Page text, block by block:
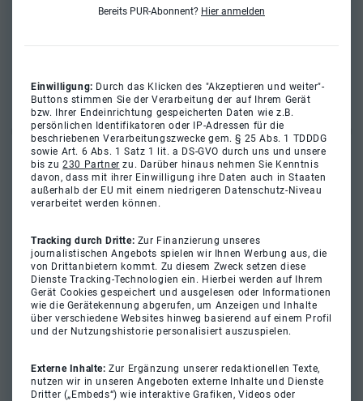
Bereits PUR-Abonnent? Hier anmelden
Einwilligung: Durch das Klicken des "Akzeptieren und weiter"-
Buttons stimmen Sie der Verarbeitung der auf Ihrem Gerät
bzw. Ihrer Endeinrichtung gespeicherten Daten wie z.B.
persönlichen Identifikatoren oder IP-Adressen für die
beschriebenen Verarbeitungszwecke gem. § 25 Abs. 1 TDDDG
sowie Art. 6 Abs. 1 Satz 1 lit. a DS-GVO durch uns und unsere
bis zu230 Partner zu. Darüber hinaus nehmen Sie Kenntnis
davon, dass mit ihrer Einwilligung ihre Daten auch in Staaten
außerhalb der EU mit einem niedrigeren Datenschutz-Niveau
verarbeitet werden können.
Tracking durch Dritte: Zur Finanzierung unseres
journalistischen Angebots spielen wir Ihnen Werbung aus, die
von Drittanbietern kommt. Zu diesem Zweck setzen diese
Dienste Tracking-Technologien ein. Hierbei werden auf Ihrem
Gerät Cookies gespeichert und ausgelesen oder Informationen
wie die Gerätekennung abgerufen, um Anzeigen und Inhalte
über verschiedene Websites hinweg basierend auf einem Profil
und der Nutzungshistorie personalisiert auszuspielen.
Externe Inhalte:Zur Ergänzung unserer redaktionellen Texte,
nutzen wir in unseren Angeboten externe Inhalte und Dienste
Dritter („Embeds“) wie interaktive Grafiken, Videos oder